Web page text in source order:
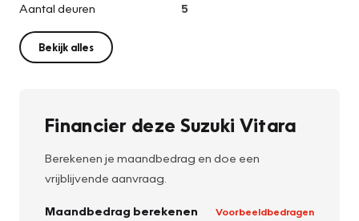
Aantal deuren
5
Bekijk alles
Financier deze Suzuki Vitara
Berekenen je maandbedrag en doe een
vrijblijvende aanvraag.
Maandbedrag berekenen Voorbeeldbedragen